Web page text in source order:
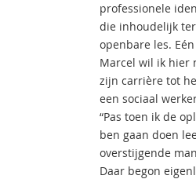
professionele
die inhoudelijk
openbare les.
Marcel wil ik hier
zijn carrière tot
een sociaal
“Pas toen ik de
ben gaan doen
overstijgende
Daar begon